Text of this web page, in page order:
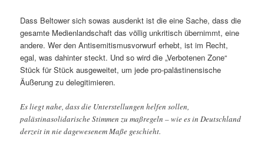
Dass Beltower sich sowas ausdenkt ist die eine Sache, dass die
gesamte Medienlandschaft das völlig unkritisch übernimmt, eine
andere. Wer den Antisemitismusvorwurf erhebt, ist im Recht,
egal, was dahinter steckt. Und so wird die „Verbotenen Zone“
Stück für Stück ausgeweitet, um jede pro-palästinensische
Äußerung zu delegitimieren.
Es liegt nahe, dass die Unterstellungen helfen sollen,
palästinasolidarische Stimmen zu maßregeln – wie es in Deutschland
derzeit in nie dagewesenem Maße geschieht.